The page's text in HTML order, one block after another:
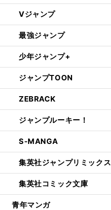
Vジャンプ
最強ジャンプ
少年ジャンプ+
ジャンプTOON
ZEBRACK
ジャンプルーキー！
S-MANGA
集英社ジャンプリミックス
集英社コミック文庫
青年マンガ